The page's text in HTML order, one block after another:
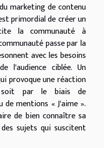
marketing de contenu
primordial de créer un
la communauté à
passe par la
avec les besoins
l'audience ciblée. Un
provoque une réaction
par le biais de
mentions « J'aime ».
de bien connaître sa
sujets qui suscitent